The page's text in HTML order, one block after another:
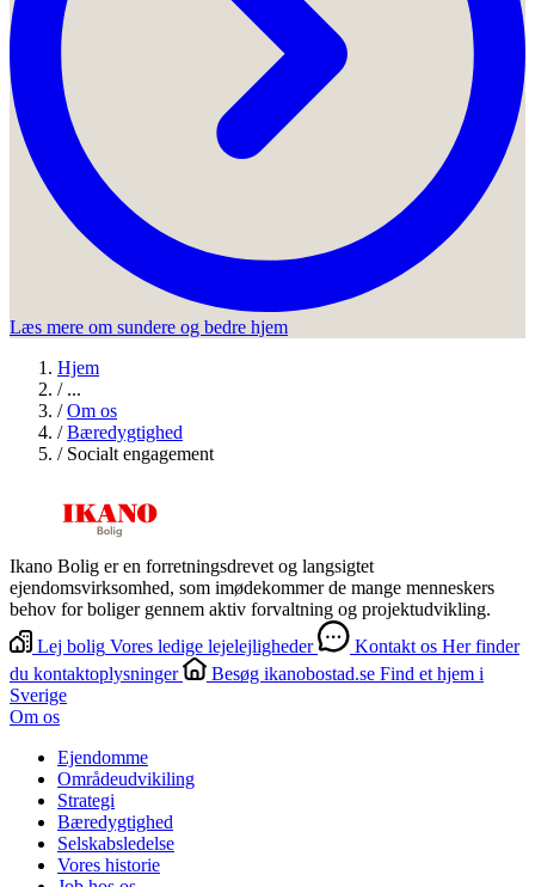
Læs mere om sundere og bedre hjem
Hjem
/ ...
/ Om os
/ Bæredygtighed
/ Socialt engagement
Ikano Bolig er en forretningsdrevet og langsigtet
ejendomsvirksomhed, som imødekommer de mange menneskers
behov for boliger gennem aktiv forvaltning og projektudvikling.
Lej bolig Vores ledige lejelejligheder Kontakt os Her finder
du kontaktoplysninger
Besøg ikanobostad.se Find et hjem i
Sverige
Om os
Ejendomme
Områdeudvikiling
Strategi
Bæredygtighed
Selskabsledelse
Vores historie